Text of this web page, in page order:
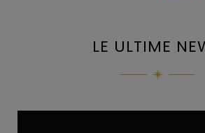
LE ULTIME